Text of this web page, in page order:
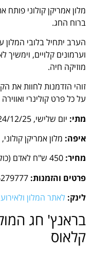
מלון אמריקן קולוני
ברוח החג.
מוזיקה חיה.
זוהי הזדמנות לחוות את
על כל פרט קולינרי
מתי: יום שלישי, 24/12/25
איפה: מלון אמריקן
מחיר:
פרטים והזמנות:
לינק: לאתר המלון
בראנץ' חג
קלאוס